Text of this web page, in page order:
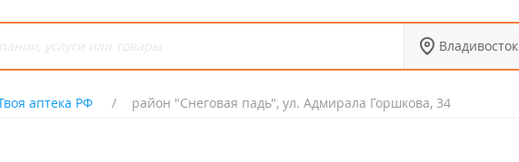
Владивосток
аптека РФ район "Снеговая падь", ул. Адмирала Горшкова, 34